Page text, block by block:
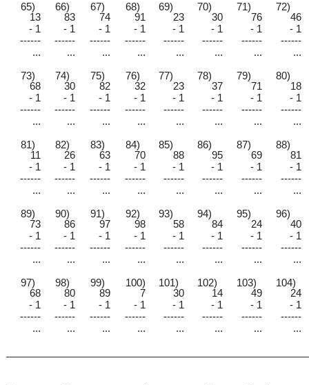
65)
13
66)
83
67)
74
68)
91
69)
23
70)
30
71)
76
72)
46
- 1
- 1 - 1 - 1 - 1 - 1 - 1
- 1
------
------ ------ ------ ------ ------ ------
------
...
... ... ... ... ... ...
...
73)
68
74)
30
75)
82
76)
32
77)
23
78)
37
79)
71
80)
18
- 1
- 1 - 1 - 1 - 1 - 1 - 1
- 1
------
------ ------ ------ ------ ------ ------
------
...
... ... ... ... ... ...
...
81)
11
82)
26
83)
63
84)
70
85)
88
86)
95
87)
69
88)
81
- 1
- 1 - 1 - 1 - 1 - 1 - 1
- 1
------
------ ------ ------ ------ ------ ------
------
...
... ... ... ... ... ...
...
89)
73
90)
86
91)
97
92)
98
93)
58
94)
84
95)
24
96)
40
- 1
- 1 - 1 - 1 - 1 - 1 - 1
- 1
------
------ ------ ------ ------ ------ ------
------
...
... ... ... ... ... ...
...
97)
68
98)
80
99)
89
100)
7
101)
30
102)
14
103)
49
104)
24
- 1
- 1 - 1 - 1 - 1 - 1 - 1
- 1
------
------ ------ ------ ------ ------ ------
------
...
... ... ... ... ... ...
...